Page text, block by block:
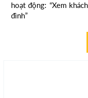
hoạt động: “Xem
đình”